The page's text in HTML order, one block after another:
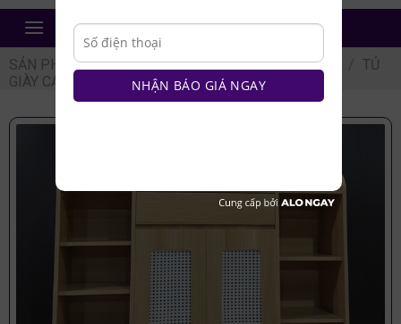
NỘI THẤT TRẺ 24H
SẢN PHẨM / NỘI THẤT PHÒNG KHÁCH / TỦ GIÀY
TỦ
GIÀY CÁNH MÂY
NHẬN BÁO GIÁ NGAY